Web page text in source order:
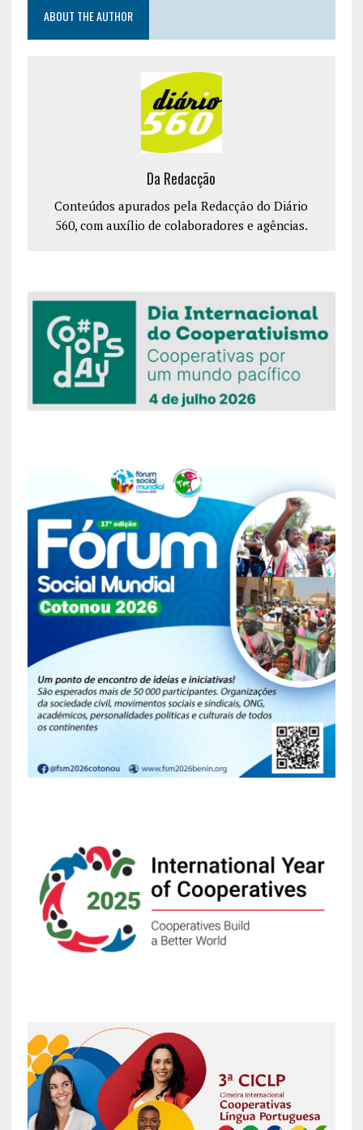
ABOUT THE AUTHOR
Da Redacção
Conteúdos apurados pela Redacção do Diário
560, com auxílio de colaboradores e agências.